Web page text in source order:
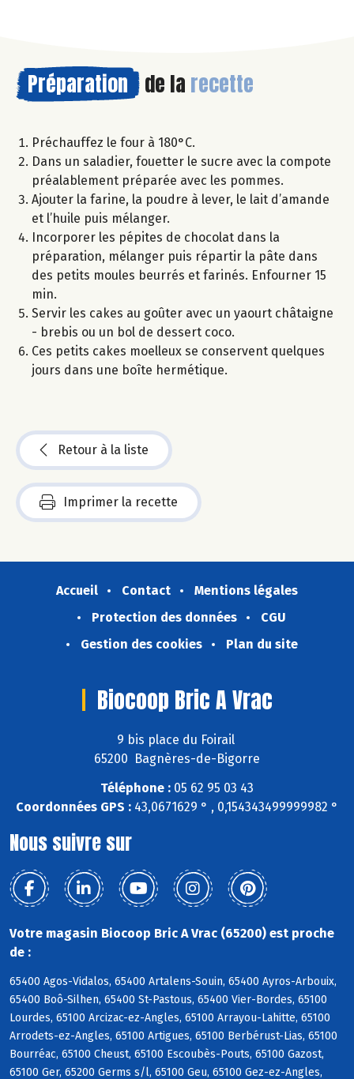
Préparation de la recette
Préchauffez le four à 180°C.
Dans un saladier, fouetter le sucre avec la compote
préalablement préparée avec les pommes.
Ajouter la farine, la poudre à lever, le lait d’amande
et l’huile puis mélanger.
Incorporer les pépites de chocolat dans la
préparation, mélanger puis répartir la pâte dans
des petits moules beurrés et farinés. Enfourner 15
min.
Servir les cakes au goûter avec un yaourt châtaigne
- brebis ou un bol de dessert coco.
Ces petits cakes moelleux se conservent quelques
jours dans une boîte hermétique.
Retour à la liste
Imprimer la recette
Accueil Contact
Mentions légales
Protection des données
CGU
Gestion des cookies
Plan du site
Biocoop Bric A Vrac
9 bis place du Foirail
65200 Bagnères-de-Bigorre
Téléphone : 05 62 95 03 43
Coordonnées GPS : 43,0671629 ° , 0,154343499999982 °
Nous suivre sur
Votre magasin Biocoop Bric A Vrac (65200) est proche
de :
65400 Agos-Vidalos, 65400 Artalens-Souin, 65400 Ayros-Arbouix,
65400 Boô-Silhen, 65400 St-Pastous, 65400 Vier-Bordes, 65100
Lourdes, 65100 Arcizac-ez-Angles, 65100 Arrayou-Lahitte, 65100
Arrodets-ez-Angles, 65100 Artigues, 65100 Berbérust-Lias, 65100
Bourréac, 65100 Cheust, 65100 Escoubès-Pouts, 65100 Gazost,
65100 Ger, 65200 Germs s/l, 65100 Geu, 65100 Gez-ez-Angles,